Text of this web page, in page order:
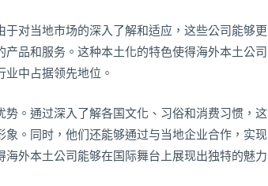
对当地市场的深入了解和适应，这些公司能够更
品和服务。这种本土化的特色使得海外本土公司
中占据领先地位。
。通过深入了解各国文化、习俗和消费习惯，这
。同时，他们还能够通过与当地企业合作，实现
外本土公司能够在国际舞台上展现出独特的魅力